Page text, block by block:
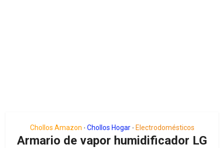
Chollos Amazon • Chollos Hogar • Electrodomésticos
Armario de vapor humidificador LG